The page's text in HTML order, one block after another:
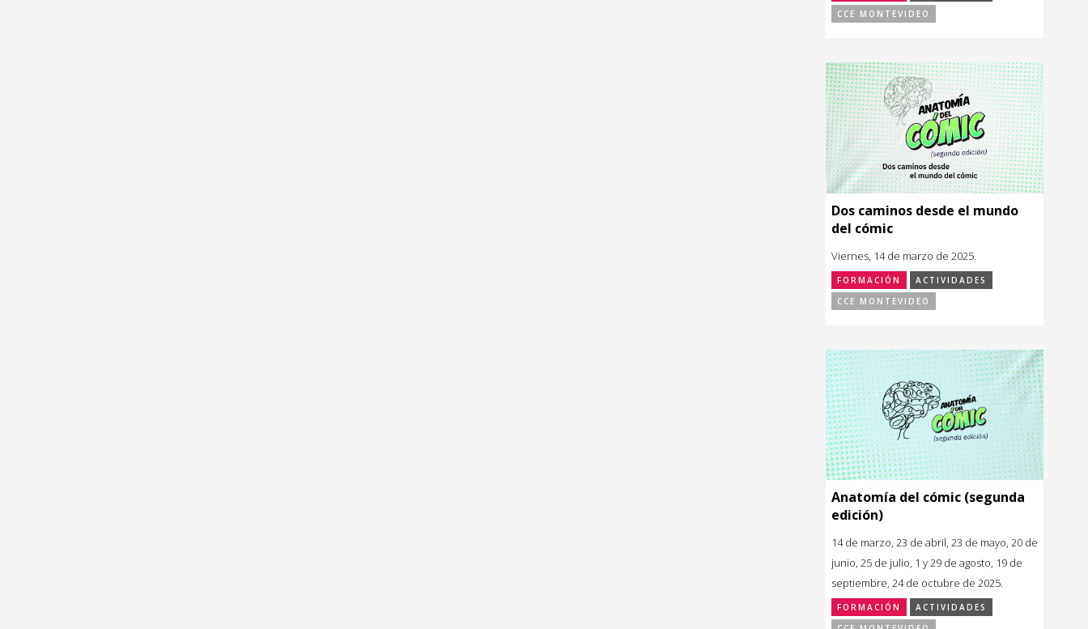
CCE MONTEVIDEO
Dos caminos desde el mundo
del cómic
Viernes, 14 de marzo de 2025.
FORMACIÓN
ACTIVIDADES
CCE MONTEVIDEO
Anatomía del cómic (segunda
edición)
14 de marzo, 23 de abril, 23 de mayo, 20 de
junio, 25 de julio, 1 y 29 de agosto, 19 de
septiembre, 24 de octubre de 2025.
FORMACIÓN
ACTIVIDADES